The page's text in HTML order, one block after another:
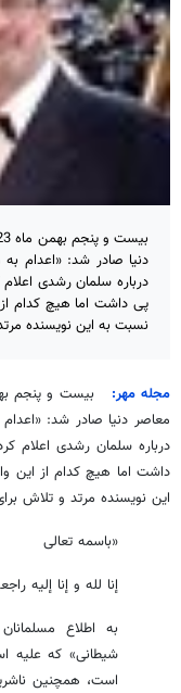
دنیا صادر شد: «اعدام
درباره سلمان رشدی
پی داشت اما هیچ کدام
نسبت به این نویسنده
مجله مهر:
معاصر دنیا صادر شد:
درباره سلمان رشدی اعلام
داشت اما هیچ کدام از این
این نویسنده مرتد و تلاش
«باسمه تعالى‏
إنا لله و إنا إلیه
به اطلاع
شیطانى» که علیه
است، همچنین